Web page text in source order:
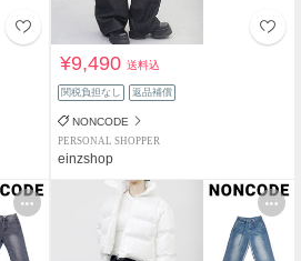
¥9,490送料込
関税負担なし 返品補償
NONCODE
PERSONAL SHOPPER
einzshop